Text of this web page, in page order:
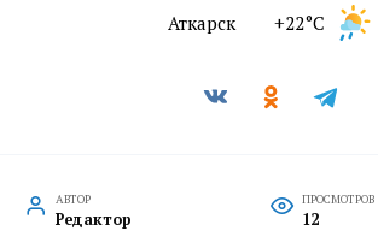
Аткарск +22°C
АВТОР
Редактор
ПРОСМОТРОВ
12